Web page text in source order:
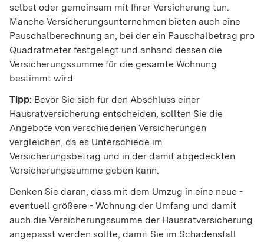
selbst oder gemeinsam mit Ihrer Versicherung tun.
Manche Versicherungsunternehmen bieten auch eine
Pauschalberechnung an, bei der ein Pauschalbetrag pro
Quadratmeter festgelegt und anhand dessen die
Versicherungssumme für die gesamte Wohnung
bestimmt wird.
Tipp: Bevor Sie sich für den Abschluss einer
Hausratversicherung entscheiden, sollten Sie die
Angebote von verschiedenen Versicherungen
vergleichen, da es Unterschiede im
Versicherungsbetrag und in der damit abgedeckten
Versicherungssumme geben kann.
Denken Sie daran, dass mit dem Umzug in eine neue -
eventuell größere - Wohnung der Umfang und damit
auch die Versicherungssumme der Hausratversicherung
angepasst werden sollte, damit Sie im Schadensfall